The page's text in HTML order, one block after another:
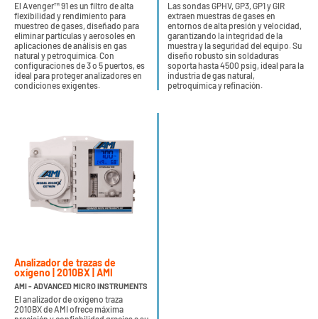
El Avenger™ 91 es un filtro de alta
flexibilidad y rendimiento para
muestreo de gases, diseñado para
eliminar partículas y aerosoles en
aplicaciones de análisis en gas
natural y petroquímica. Con
configuraciones de 3 o 5 puertos, es
ideal para proteger analizadores en
condiciones exigentes.
Las sondas GPHV, GP3, GP1 y GIR
extraen muestras de gases en
entornos de alta presión y velocidad,
garantizando la integridad de la
muestra y la seguridad del equipo. Su
diseño robusto sin soldaduras
soporta hasta 4500 psig, ideal para la
industria de gas natural,
petroquímica y refinación.
Analizador de trazas de
oxígeno | 2010BX | AMI
AMI - ADVANCED MICRO INSTRUMENTS
El analizador de oxígeno traza
2010BX de AMI ofrece máxima